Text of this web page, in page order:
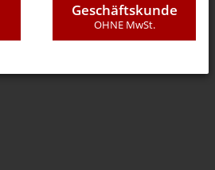
Geschäftskunde
OHNE MwSt.